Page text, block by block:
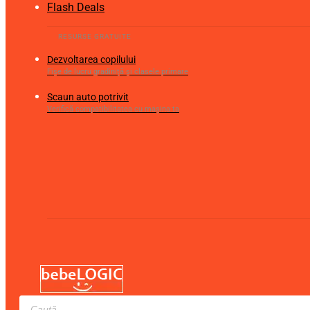
Flash Deals
Dezvoltarea copilului
Fișe de lucru gradiniță și clasele primare
Scaun auto potrivit
Verifică compatibilitatea cu mașina ta
Products